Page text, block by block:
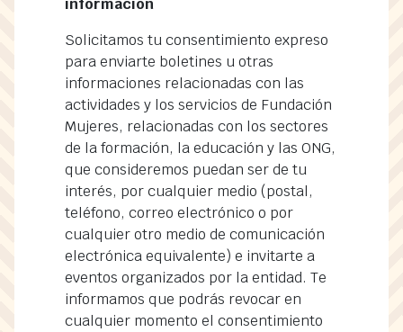
información
Solicitamos tu consentimiento expreso
para enviarte boletines u otras
informaciones relacionadas con las
actividades y los servicios de Fundación
Mujeres, relacionadas con los sectores
de la formación, la educación y las ONG,
que consideremos puedan ser de tu
interés, por cualquier medio (postal,
teléfono, correo electrónico o por
cualquier otro medio de comunicación
electrónica equivalente) e invitarte a
eventos organizados por la entidad. Te
informamos que podrás revocar en
cualquier momento el consentimiento